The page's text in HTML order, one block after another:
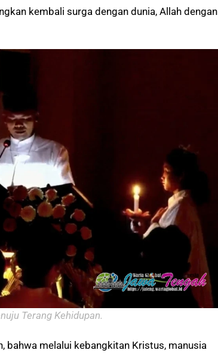
kembali surga dengan dunia, Allah dengan
Terang Kehidupan.
bahwa melalui kebangkitan Kristus, manusia